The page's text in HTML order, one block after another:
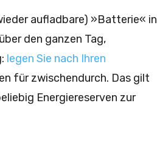
aufladbare) »Batterie« in
den ganzen Tag,
legen Sie nach Ihren
für zwischendurch. Das gilt
Energiereserven zur